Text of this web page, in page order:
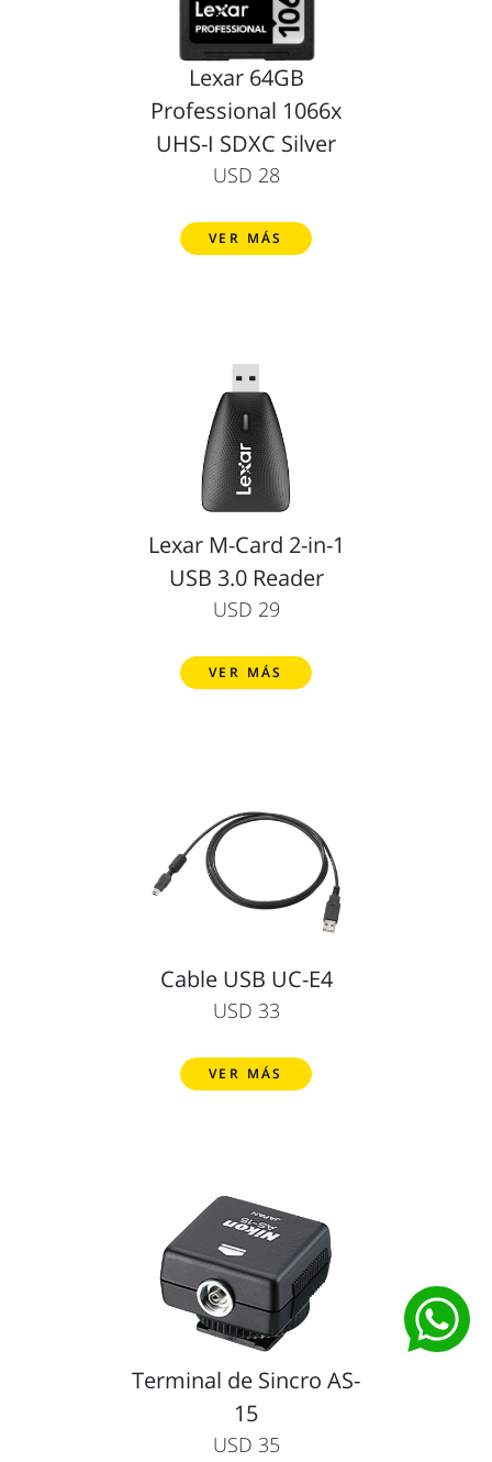
Lexar 64GB
Professional 1066x
UHS-I SDXC Silver
USD 28
VER MÁS
Lexar M-Card 2-in-1
USB 3.0 Reader
USD 29
VER MÁS
Cable USB UC-E4
USD 33
VER MÁS
Terminal de Sincro AS-
15
USD 35